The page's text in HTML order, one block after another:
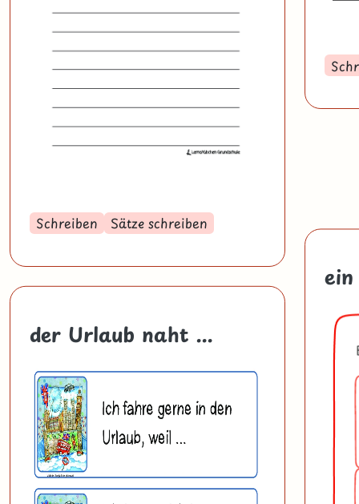
Schreiben Sätze schreiben
der Urlaub naht ...